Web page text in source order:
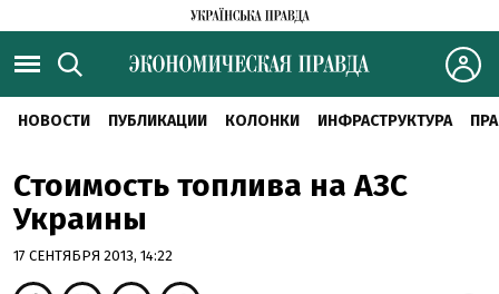
НОВОСТИ ПУБЛИКАЦИИ КОЛОНКИ ИНФРАСТРУКТУРА
Стоимость топлива на АЗС
Украины
17 СЕНТЯБРЯ 2013, 14:22